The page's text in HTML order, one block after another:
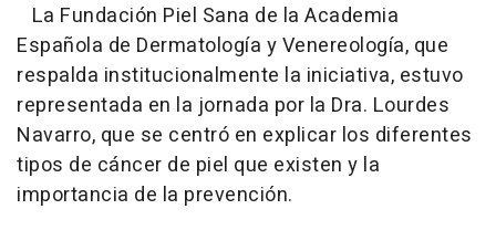
La Fundación Piel Sana de la Academia
Española de Dermatología y Venereología, que
respalda institucionalmente la iniciativa, estuvo
representada en la jornada por la Dra. Lourdes
Navarro, que se centró en explicar los diferentes
tipos de cáncer de piel que existen y la
importancia de la prevención.